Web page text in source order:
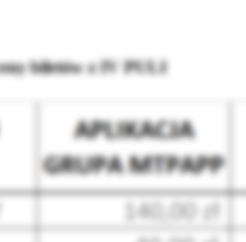
biletów z IV PULI